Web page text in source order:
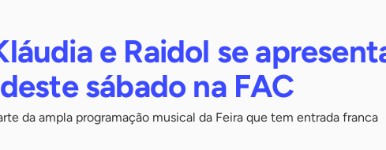
e Raidol se
sábado na FAC
da ampla programação musical da Feira que tem entrada franca